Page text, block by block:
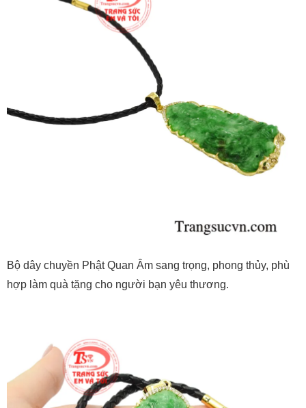
Bộ dây chuyền Phật Quan Âm sang trọng, phong thủy, phù
hợp làm quà tặng cho người bạn yêu thương.